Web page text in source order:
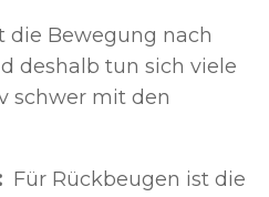
die Bewegung nach
deshalb tun sich viele
schwer mit den
Für Rückbeugen ist die